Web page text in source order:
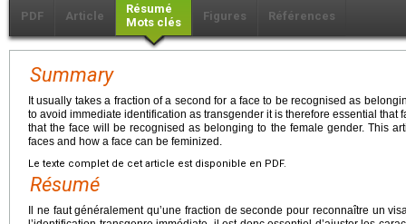
PDF Article
Résumé
Mots clés
Figures Références
Summary
It usually takes a fraction of a second for a face to be recognised as
to avoid immediate identification as transgender it is therefore essential that
that the face will be recognised as belonging to the female gender. This
faces and how a face can be feminized.
Le texte complet de cet article est disponible en PDF.
Résumé
Il ne faut généralement qu’une fraction de seconde pour reconnaître un